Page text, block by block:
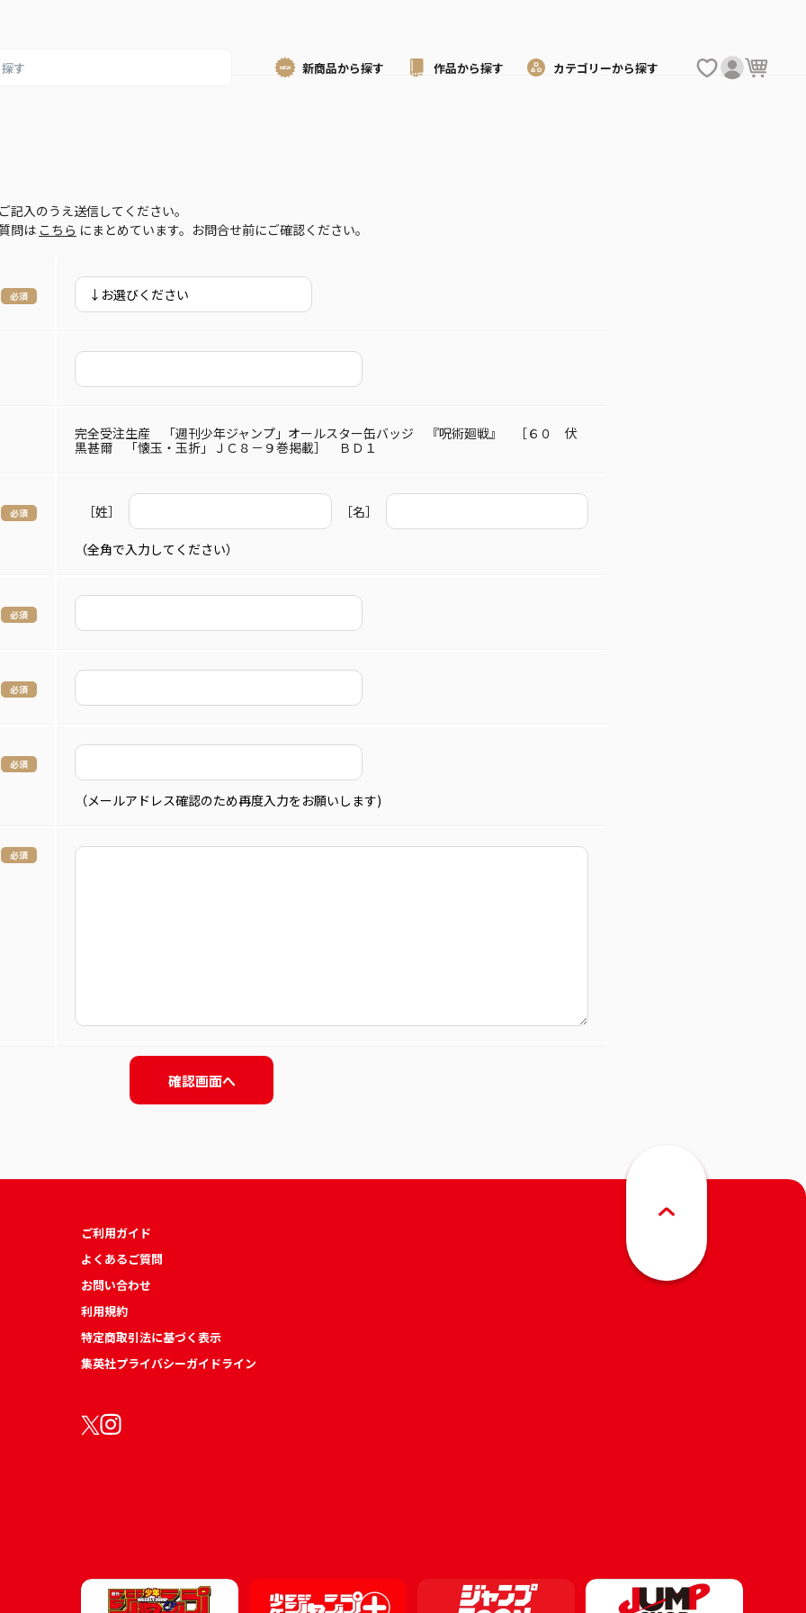
新商品から探す 作品から探す カテゴリーから探す
入のうえ送信してください。
問は こちら にまとめています。お問合せ前にご確認ください。
完全受注生産 「週刊少年ジャンプ」オールスター缶バッジ 『呪術廻戦』 ［６０ 伏
黒甚爾 「懐玉・玉折」ＪＣ８－９巻掲載］ ＢＤ１
［姓］ ［名］
（全角で入力してください）
（メールアドレス確認のため再度入力をお願いします)
ご利用ガイド
よくあるご質問
お問い合わせ
利用規約
特定商取引法に基づく表示
集英社プライバシーガイドライン